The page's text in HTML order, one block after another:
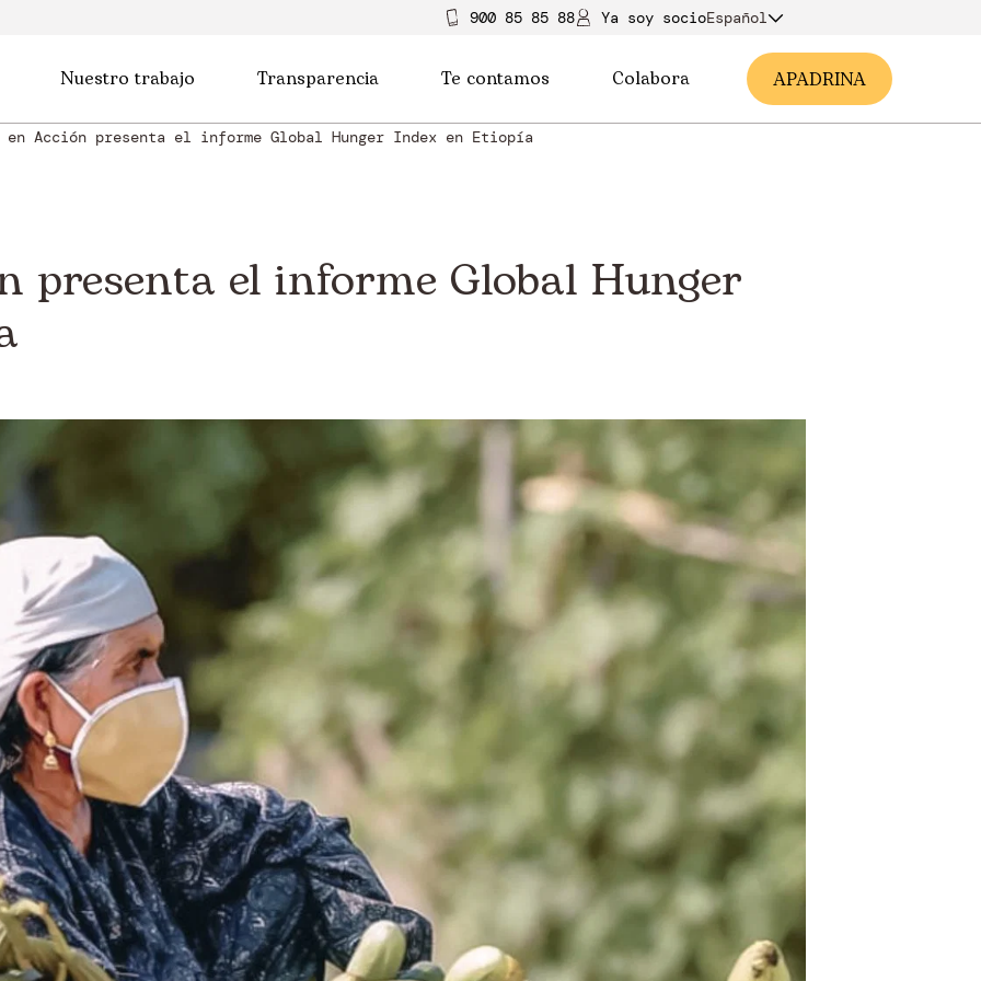
900 85 85 88 Ya soy socioEspañol
Nuestro trabajo Transparencia Te contamos Colabora APADRINA
en Acción presenta el informe Global Hunger Index en Etiopía
presenta el informe Global Hunger